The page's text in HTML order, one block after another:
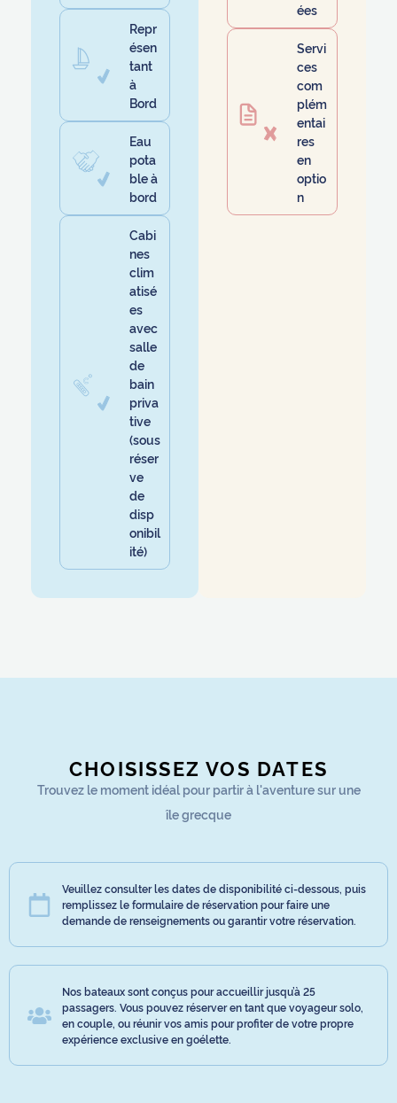
Repr
ésen
tant
à
Bord
Eau
pota
ble à
bord
Cabi
nes
clim
atisé
es
avec
salle
de
bain
priva
tive
(sous
réser
ve
de
disp
onibil
ité)
ées
Servi
ces
com
plém
entai
res
en
optio
n
CHOISISSEZ VOS DATES
Trouvez le moment idéal pour partir à l'aventure sur une
île grecque
Veuillez consulter les dates de disponibilité ci-dessous, puis
remplissez le formulaire de réservation pour faire une
demande de renseignements ou garantir votre réservation.
Nos bateaux sont conçus pour accueillir jusqu’à 25
passagers. Vous pouvez réserver en tant que voyageur solo,
en couple, ou réunir vos amis pour profiter de votre propre
expérience exclusive en goélette.